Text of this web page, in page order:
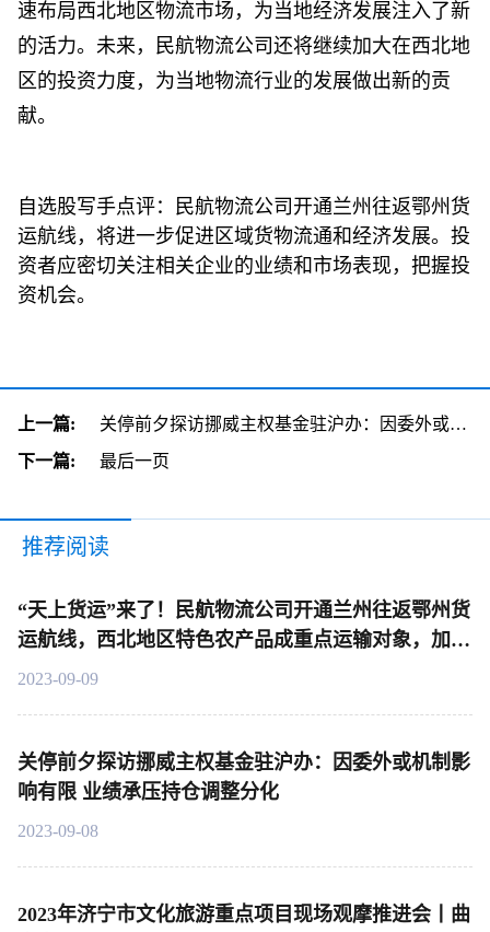
速布局西北地区物流市场，为当地经济发展注入了新
的活力。未来，民航物流公司还将继续加大在西北地
区的投资力度，为当地物流行业的发展做出新的贡
献。
自选股写手点评：民航物流公司开通兰州往返鄂州货
运航线，将进一步促进区域货物流通和经济发展。投
资者应密切关注相关企业的业绩和市场表现，把握投
资机会。
上一篇:
关停前夕探访挪威主权基金驻沪办：因委外或机制影响有限 业绩承压持仓调整分化
下一篇:
最后一页
推荐阅读
“天上货运”来了！民航物流公司开通兰州往返鄂州货
运航线，西北地区特色农产品成重点运输对象，加速
布局西北物流市场！|产业链情报站
2023-09-09
关停前夕探访挪威主权基金驻沪办：因委外或机制影
响有限 业绩承压持仓调整分化
2023-09-08
2023年济宁市文化旅游重点项目现场观摩推进会丨曲